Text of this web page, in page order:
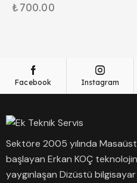
₺700.00
Facebook Instagram
Sektöre 2005 yılında
başlayan Erkan KOÇ
yaygınlaşan Dizüstü bilgisayar